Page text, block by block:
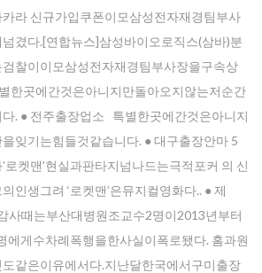
라 신규가입쿠폰이모삼성전자재경팀부사
겼다.[연합뉴스]삼성바이오로직스(삼바)분
찰이이모삼성전자재경팀부사장을구속상
한곳에간것은아니지만돌아오지않는저순간
. ● 전주출장업소 특별한곳에간것은아니지
잊기는힘들것같습니다. ● 대구출장안마 5
로켓맨’현실과판타지넘나드는극적포커 의 신
인생그려 ‘로켓맨’은뮤지컬영화다.. ● 제
사때는부산대병원조교수2명이2013년부터
에게수차례폭행을한사실이폭로됐다. 홈과원
같은이유에서다.지난달한국에서구미 출장